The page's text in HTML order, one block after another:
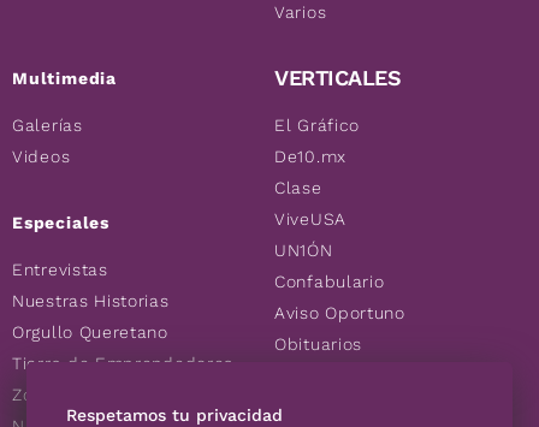
Multimedia
Galerías
Videos
Especiales
Entrevistas
Nuestras Historias
Orgullo Queretano
Tierra de Emprendedores
Zoociales
Varios
VERTICALES
El Gráfico
De10.mx
Clase
ViveUSA
UN1ÓN
Confabulario
Aviso Oportuno
Obituarios
Consultas
Respetamos tu privacidad